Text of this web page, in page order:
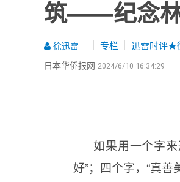
筑——纪念林
徐迅雷 专栏 迅雷时评★
日本华侨报网 2024/6/10 16:34:29
如果用一个字
好”；四个字，“真善